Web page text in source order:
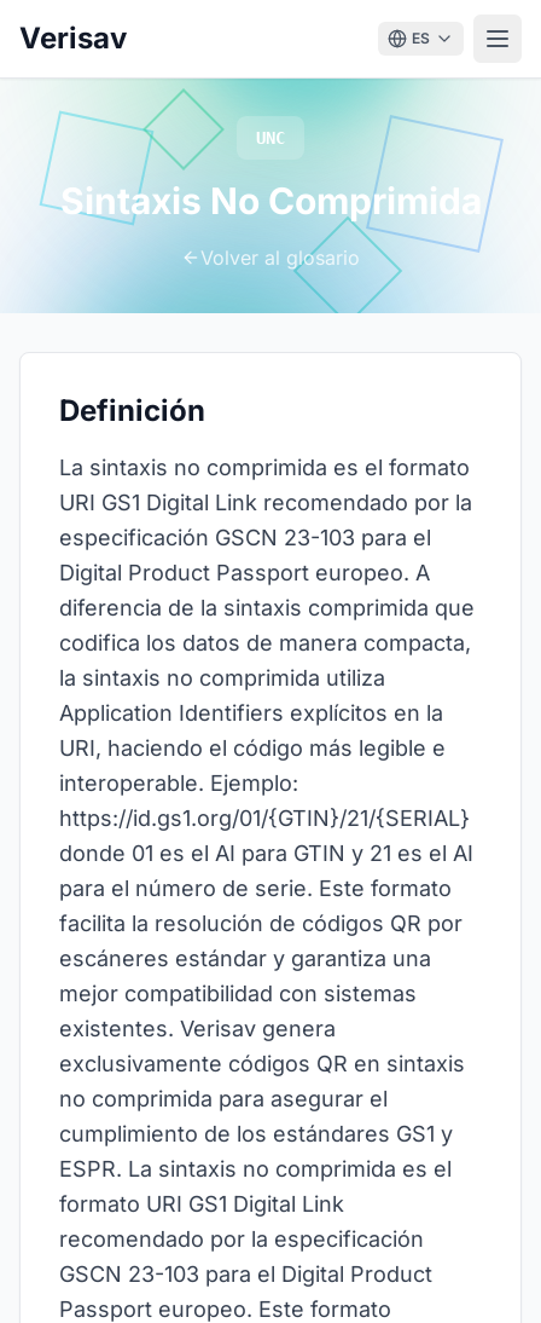
Verisav ES
UNC
Sintaxis No Comprimida
Volver al glosario
Definición
La sintaxis no comprimida es el formato
URI GS1 Digital Link recomendado por la
especificación GSCN 23-103 para el
Digital Product Passport europeo. A
diferencia de la sintaxis comprimida que
codifica los datos de manera compacta,
la sintaxis no comprimida utiliza
Application Identifiers explícitos en la
URI, haciendo el código más legible e
interoperable. Ejemplo:
https://id.gs1.org/01/{GTIN}/21/{SERIAL}
donde 01 es el AI para GTIN y 21 es el AI
para el número de serie. Este formato
facilita la resolución de códigos QR por
escáneres estándar y garantiza una
mejor compatibilidad con sistemas
existentes. Verisav genera
exclusivamente códigos QR en sintaxis
no comprimida para asegurar el
cumplimiento de los estándares GS1 y
ESPR. La sintaxis no comprimida es el
formato URI GS1 Digital Link
recomendado por la especificación
GSCN 23-103 para el Digital Product
Passport europeo. Este formato